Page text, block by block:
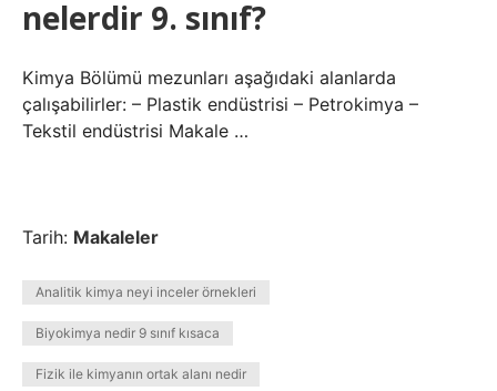
nelerdir 9. sınıf?
Kimya Bölümü mezunları aşağıdaki alanlarda
çalışabilirler: – Plastik endüstrisi – Petrokimya –
Tekstil endüstrisi Makale …
Tarih: Makaleler
Analitik kimya neyi inceler örnekleri
Biyokimya nedir 9 sınıf kısaca
Fizik ile kimyanın ortak alanı nedir